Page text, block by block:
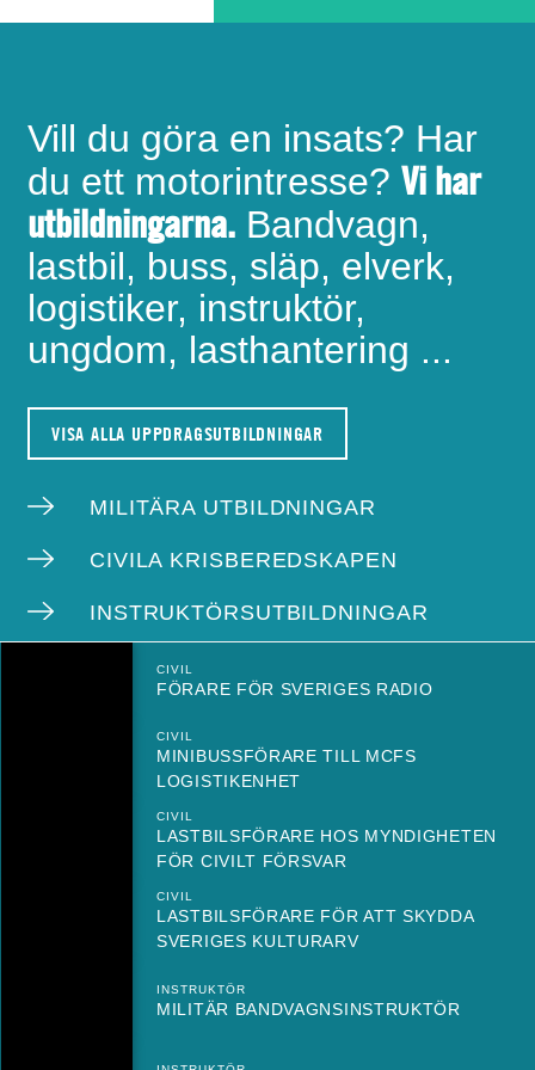
Vill du göra en insats? Har
du ett motorintresse? Vi har
utbildningarna. Bandvagn,
lastbil, buss, släp, elverk,
logistiker, instruktör,
ungdom, lasthantering ...
VISA ALLA UPPDRAGSUTBILDNINGAR
MILITÄRA UTBILDNINGAR
CIVILA KRISBEREDSKAPEN
INSTRUKTÖRSUTBILDNINGAR
CIVIL
FÖRARE FÖR SVERIGES RADIO
CIVIL
MINIBUSSFÖRARE TILL MCFS
LOGISTIKENHET
CIVIL
LASTBILSFÖRARE HOS MYNDIGHETEN
FÖR CIVILT FÖRSVAR
CIVIL
LASTBILSFÖRARE FÖR ATT SKYDDA
SVERIGES KULTURARV
INSTRUKTÖR
MILITÄR BANDVAGNSINSTRUKTÖR